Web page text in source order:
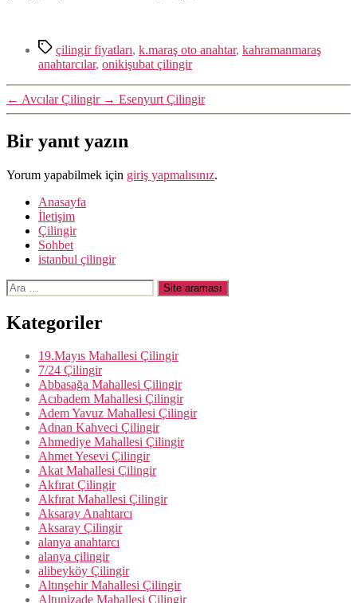
Etiketler
çilingir fiyatları, k.maraş oto anahtar, kahramanmaraş
anahtarcılar, onikişubat çilingir
← Avcılar Çilingir → Esenyurt Çilingir
Bir yanıt yazın
Yorum yapabilmek için giriş yapmalısınız.
Anasayfa
İletişim
Çilingir
Sohbet
istanbul çilingir
Arama
yap:
Kategoriler
19.Mayıs Mahallesi Çilingir
7/24 Çilingir
Abbasağa Mahallesi Çilingir
Acıbadem Mahallesi Çilingir
Adem Yavuz Mahallesi Çilingir
Adnan Kahveci Çilingir
Ahmediye Mahallesi Çilingir
Ahmet Yesevi Çilingir
Akat Mahallesi Çilingir
Akfırat Çilingir
Akfırat Mahallesi Çilingir
Aksaray Anahtarcı
Aksaray Çilingir
alanya anahtarcı
alanya çilingir
alibeyköy Çilingir
Altınşehir Mahallesi Çilingir
Altunizade Mahallesi Çilingir